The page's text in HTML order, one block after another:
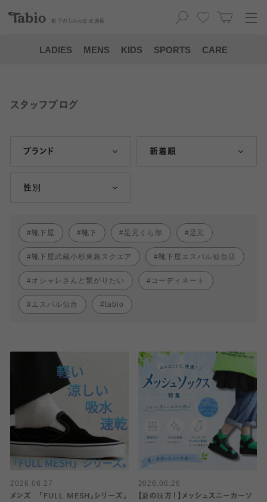
靴下の Tabio 公式通販
LADIES MENS KIDS SPORTS CARE
スタッフブログ
ブランド 新着順
性別
靴下屋 靴下 足元くら部 足元
靴下屋武蔵小杉東急スクエア 靴下屋エスパル仙台店
オシャレさんと繋がりたい コーディネート
エスパル仙台 tabio
2026.06.27
メンズ 「FULL MESH」シリーズ。
2026.06.26
【夏の味方！】メッシュスニーカーソ